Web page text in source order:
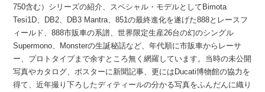
750含む）シリーズの紹介、スペシャル・モデルとしてBimota
Tesi1D、DB2、DB3 Mantra、851の最終進化を遂げた888とレースフ
ィールド、888市販車の系譜、世界限定生産26台の幻のシングル
Supermono、Monsterの生誕秘話など、年代順に市販車からレーサ
ー、プロトタイプまで余すところ無く網羅しています。当時の未公開
写真やカタログ、ポスターに新聞記事、更にはDucati博物館の協力を
得て、近年撮り下ろしたディティールの分かる写真をふんだんに織り